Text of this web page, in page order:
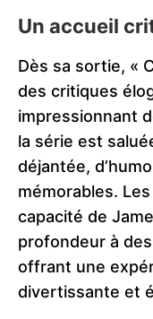
Un accueil
Dès sa sortie, «
des critiques
impressionnant
la série est
déjantée,
mémorables.
capacité de
profondeur à
offrant une
divertissante et